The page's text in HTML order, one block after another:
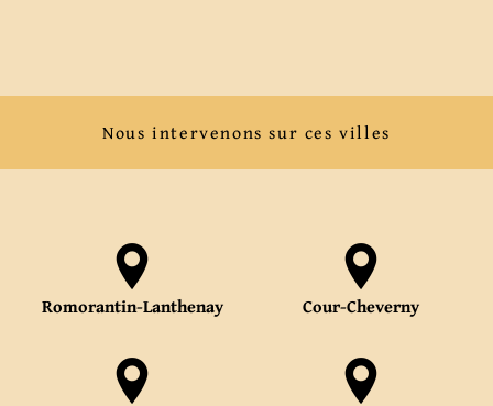
Nous intervenons sur ces villes
Romorantin-Lanthenay Cour-Cheverny